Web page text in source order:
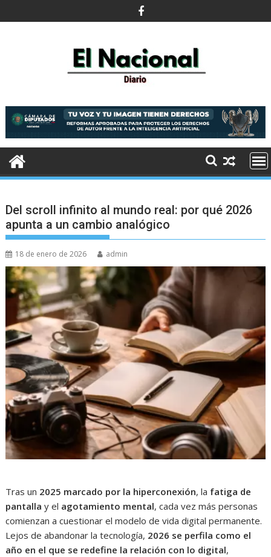
al
Del scroll infinito al mundo real: por qué 2026
apunta a un cambio analógico
18 de enero de 2026 admin
Tras un 2025 marcado por la hiperconexión, la fatiga de
pantalla y el agotamiento mental, cada vez más personas
comienzan a cuestionar el modelo de vida digital permanente.
Lejos de abandonar la tecnología, 2026 se perfila como el
año en el que se redefine la relación con lo digital,